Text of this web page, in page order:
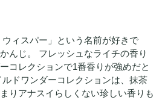
ィスパー」という名前が好きで
んじ。 フレッシュなライチの香り
コレクションで1番香りが強めだと
ドワンダーコレクションは、抹茶
りアナスイらしくない珍しい香りも